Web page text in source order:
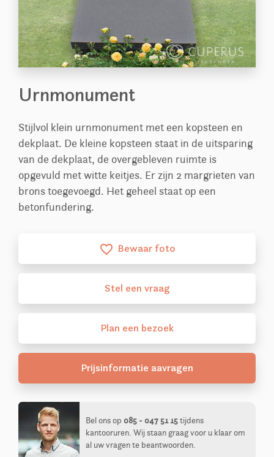
Urnmonument
Stijlvol klein urnmonument met een kopsteen en
dekplaat. De kleine kopsteen staat in de uitsparing
van de dekplaat, de overgebleven ruimte is
opgevuld met witte keitjes. Er zijn 2 margrieten van
brons toegevoegd. Het geheel staat op een
betonfundering.
favorite_border Bewaar foto
Stel een vraag
Plan een bezoek
Prijsinformatie aavragen
Bel ons op 085 - 047 51 15tijdens
kantooruren. Wij staan graag voor u klaar om
al uw vragen te beantwoorden.